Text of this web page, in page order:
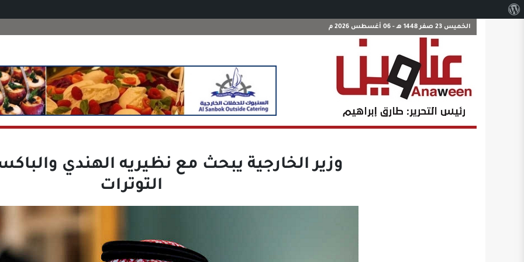
الخميس 23 صفر 1448 هـ - 06 أغسطس 2026 م
وزير الخارجية يبحث مع نظيريه الهندي
التوترات